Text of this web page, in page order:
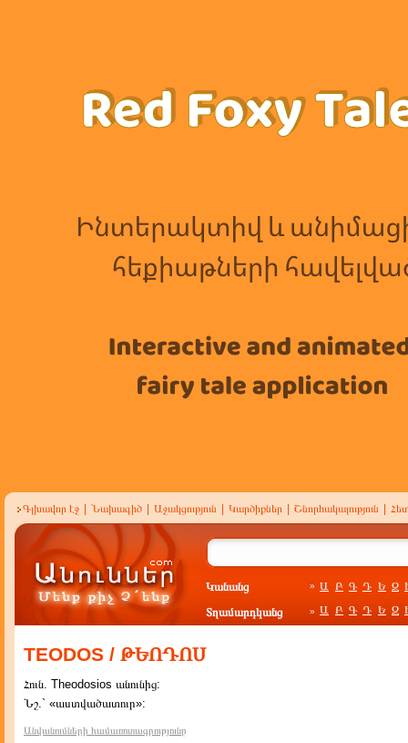
Գլխավոր էջ Նախագիծ Աջակցություն Կարծիքներ Շնորհակալություն
Կանանց » Ա Բ Գ Դ Ե Զ
Տղամարդկանց » Ա Բ Գ Դ Ե Զ
TEODOS / ԹԵՈԴՈՍ
Հուն. Theodosios անունից:
Նշ.` «աստվածատուր»:
Անվանումների համառոտագրությունը